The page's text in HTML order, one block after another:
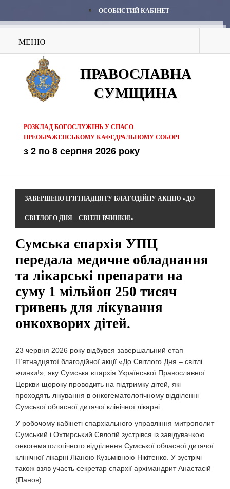
ОСОБИСТИЙ КАБІНЕТ
МЕНЮ
ПРАВОСЛАВНА
СУМЩИНА
РОЗКЛАД БОГОСЛУЖІНЬ У СПАСО-
ПРЕОБРАЖЕНСЬКОМУ КАФЕДРАЛЬНОМУ СОБОРІ
з 2 по 8 серпня 2026 року
ЗАВЕРШЕНО П’ЯТНАДЦЯТУ БЛАГОДІЙНУ АКЦІЮ «ДО
СВІТЛОГО ДНЯ – СВІТЛІ ВЧИНКИ!»
Сумська єпархія УПЦ
передала медичне обладнання
та лікарські препарати на
суму 1 мільйон 250 тисяч
гривень для лікування
онкохворих дітей.
23 червня 2026 року відбувся завершальний етап
П’ятнадцятої благодійної акції «До Світлого Дня – світлі
вчинки!», яку Сумська єпархія Української Православної
Церкви щороку проводить на підтримку дітей, які
проходять лікування в онкогематологічному відділенні
Сумської обласної дитячої клінічної лікарні.
У робочому кабінеті єпархіального управління митрополит
Сумський і Охтирський Євлогій зустрівся із завідувачкою
онкогематологічного відділення Сумської обласної дитячої
клінічної лікарні Ліаною Кузьмівною Нікітенко. У зустрічі
також взяв участь секретар єпархії архімандрит Анастасій
(Панов).